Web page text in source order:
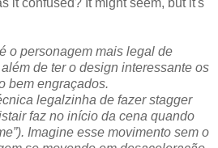
it confused? It might seem, but it's
o personagem mais legal de
de ter o design interessante os
bem engraçados.
legalzinha de fazer stagger
faz no início da cena quando
Imagine esse movimento sem o